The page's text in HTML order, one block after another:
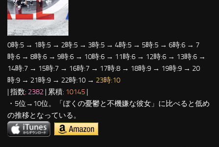
0時:5 → 1時:5 → 2時:5 → 3時:5 → 4時:5 → 5時:5 → 6時:6 → 7
時:6 → 8時:6 → 9時:6 → 10時:6 → 11時:6 → 12時:6 → 13時:6 →
14時:7 → 15時:7 → 16時:7 → 17時:8 → 18時:9 → 19時:9 → 20
時:9 → 21時:9 → 22時:10 → 23時:10
| 指数: 2382 | 累積: 10145 |
・5位→10位。「ぼくの憂鬱と不機嫌な彼女」に比べると低め
の推移となっている。